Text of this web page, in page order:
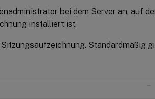
bei dem Server an, auf
installiert ist.
Standardmäßig